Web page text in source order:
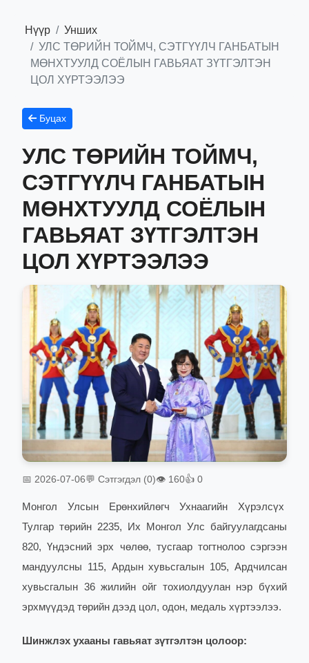
Нүүр
Унших
УЛС ТӨРИЙН ТОЙМЧ, СЭТГҮҮЛЧ ГАНБАТЫН
МӨНХТУУЛД СОЁЛЫН ГАВЬЯАТ ЗҮТГЭЛТЭН
ЦОЛ ХҮРТЭЭЛЭЭ
Буцах
УЛС ТӨРИЙН ТОЙМЧ,
СЭТГҮҮЛЧ ГАНБАТЫН
МӨНХТУУЛД СОЁЛЫН
ГАВЬЯАТ ЗҮТГЭЛТЭН
ЦОЛ ХҮРТЭЭЛЭЭ
📅 2026-07-06💬 Сэтгэгдэл (0)👁 160👍 0
Монгол Улсын Ерөнхийлөгч Ухнаагийн Хүрэлсүх
Тулгар төрийн 2235, Их Монгол Улс байгуулагдсаны
820, Үндэсний эрх чөлөө, тусгаар тогтнолоо сэргээн
мандуулсны 115, Ардын хувьсгалын 105, Ардчилсан
хувьсгалын 36 жилийн ойг тохиолдуулан нэр бүхий
эрхмүүдэд төрийн дээд цол, одон, медаль хүртээлээ.
Шинжлэх ухааны гавьяат зүтгэлтэн цолоор: